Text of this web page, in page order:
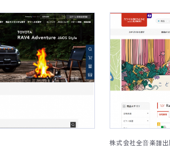
株式会社全⾳楽譜